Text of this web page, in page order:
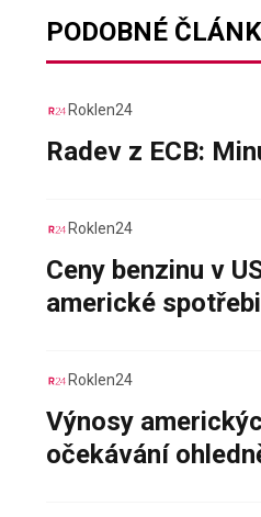
PODOBNÉ
Roklen24
Radev z ECB:
Roklen24
Ceny benzinu v
americké
Roklen24
Výnosy
očekávání